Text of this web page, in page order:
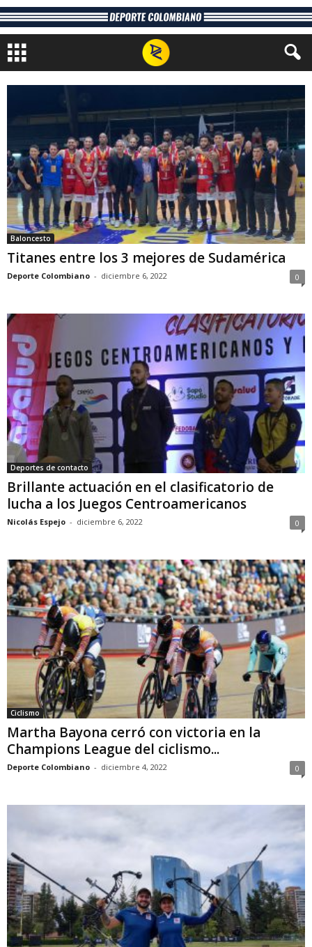
Baloncesto
Titanes entre los 3 mejores de Sudamérica
Deporte Colombiano - diciembre 6, 2022 0
Deportes de contacto
Brillante actuación en el clasificatorio de
lucha a los Juegos Centroamericanos
Nicolás Espejo - diciembre 6, 2022 0
Ciclismo
Martha Bayona cerró con victoria en la
Champions League del ciclismo...
Deporte Colombiano - diciembre 4, 2022 0